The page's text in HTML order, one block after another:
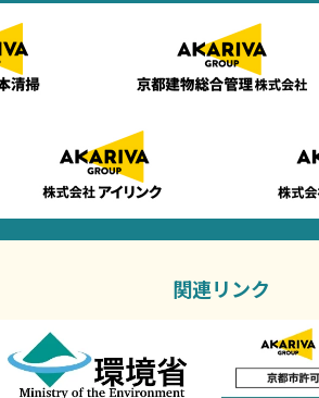
関連リンク